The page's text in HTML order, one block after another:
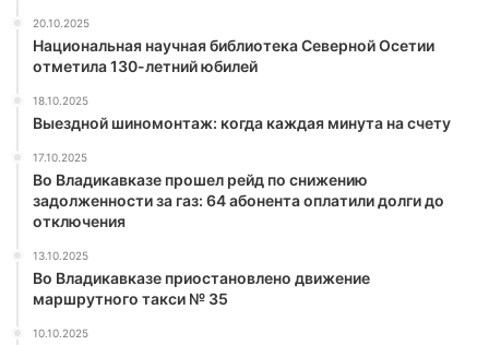
20.10.2025
Национальная научная библиотека Северной Осетии
отметила 130-летний юбилей
18.10.2025
Выездной шиномонтаж: когда каждая минута на счету
17.10.2025
Во Владикавказе прошел рейд по снижению
задолженности за газ: 64 абонента оплатили долги до
отключения
13.10.2025
Во Владикавказе приостановлено движение
маршрутного такси № 35
10.10.2025